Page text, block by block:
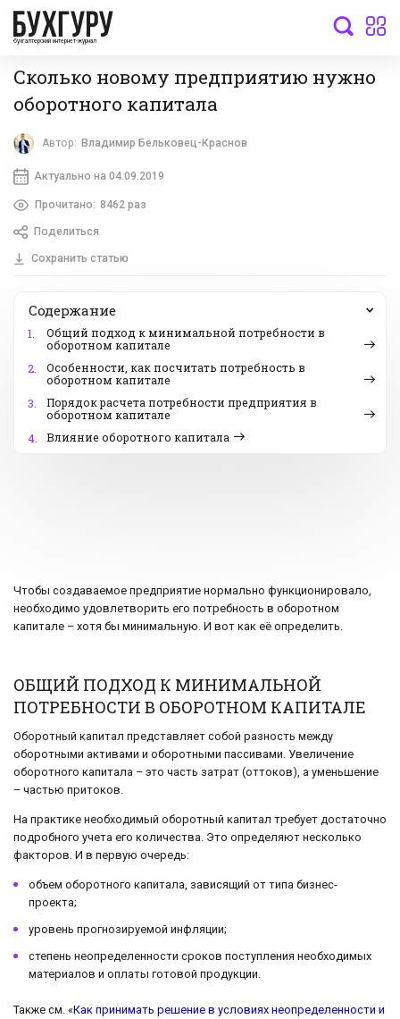
бухгалтерский интернет-журнал
Сколько новому предприятию нужно
оборотного капитала
Автор: Владимир Бельковец-Краснов
Актуально на 04.09.2019
Прочитано: 8462 раз
Поделиться
Сохранить статью
Содержание
1.
Общий подход к минимальной потребности в
оборотном капитале
2.
Особенности, как посчитать потребность в
оборотном капитале
3.
Порядок расчета потребности предприятия в
оборотном капитале
4.
Влияние оборотного капитала
Чтобы создаваемое предприятие нормально функционировало,
необходимо удовлетворить его потребность в оборотном
капитале – хотя бы минимальную. И вот как её определить.
ОБЩИЙ ПОДХОД К МИНИМАЛЬНОЙ
ПОТРЕБНОСТИ В ОБОРОТНОМ КАПИТАЛЕ
Оборотный капитал представляет собой разность между
оборотными активами и оборотными пассивами. Увеличение
оборотного капитала – это часть затрат (оттоков), а уменьшение
– частью притоков.
На практике необходимый оборотный капитал требует достаточно
подробного учета его количества. Это определяют несколько
факторов. И в первую очередь:
объем оборотного капитала, зависящий от типа бизнес-
проекта;
уровень прогнозируемой инфляции;
степень неопределенности сроков поступления необходимых
материалов и оплаты готовой продукции.
Также см. «Как принимать решение в условиях неопределенности и